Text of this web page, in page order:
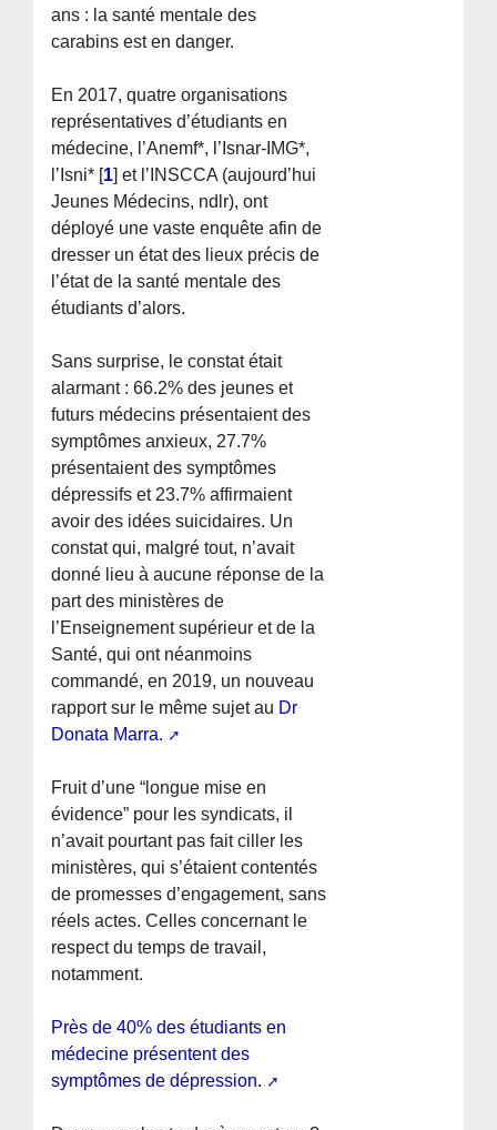
ans : la santé mentale des
carabins est en danger.
En 2017, quatre organisations
représentatives d’étudiants en
médecine, l’Anemf*, l’Isnar-IMG*,
l’Isni* 1 et l’INSCCA (aujourd’hui
Jeunes Médecins, ndlr), ont
déployé une vaste enquête afin de
dresser un état des lieux précis de
l’état de la santé mentale des
étudiants d’alors.
Sans surprise, le constat était
alarmant : 66.2% des jeunes et
futurs médecins présentaient des
symptômes anxieux, 27.7%
présentaient des symptômes
dépressifs et 23.7% affirmaient
avoir des idées suicidaires. Un
constat qui, malgré tout, n’avait
donné lieu à aucune réponse de la
part des ministères de
l’Enseignement supérieur et de la
Santé, qui ont néanmoins
commandé, en 2019, un nouveau
rapport sur le même sujet au Dr
Donata Marra.
Fruit d’une “longue mise en
évidence” pour les syndicats, il
n’avait pourtant pas fait ciller les
ministères, qui s’étaient contentés
de promesses d’engagement, sans
réels actes. Celles concernant le
respect du temps de travail,
notamment.
Près de 40% des étudiants en
médecine présentent des
symptômes de dépression.